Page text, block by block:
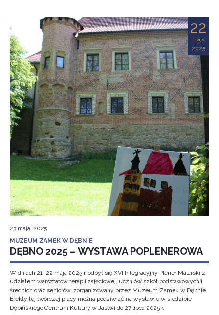
22
maja
2025
23 maja, 2025
MUZEUM ZAMEK W DĘBNIE
DĘBNO 2025 – WYSTAWA POPLENEROWA
W dniach 21–22 maja 2025 r. odbył się XVI Integracyjny Plener Malarski z
udziałem warsztatów terapii zajęciowej, uczniów szkół podstawowych i
średnich oraz seniorów, zorganizowany przez Muzeum Zamek w Dębnie.
Efekty tej twórczej pracy można podziwiać na wystawie w siedzibie
Dębińskiego Centrum Kultury w Jastwi do 27 lipca 2025 r.